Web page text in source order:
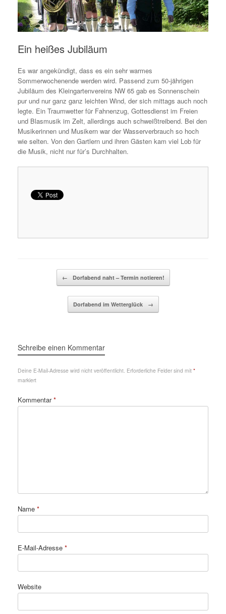
Ein heißes Jubiläum
Es war angekündigt, dass es ein sehr warmes
Sommerwochenende werden wird. Passend zum 50-jährigen
Jubiläum des Kleingartenvereins NW 65 gab es Sonnenschein
pur und nur ganz ganz leichten Wind, der sich mittags auch noch
legte. Ein Traumwetter für Fahnenzug, Gottesdienst im Freien
und Blasmusik im Zelt, allerdings auch schweißtreibend. Bei den
Musikerinnen und Musikern war der Wasserverbrauch so hoch
wie selten. Von den Gartlern und ihren Gästen kam viel Lob für
die Musik, nicht nur für’s Durchhalten.
← Dorfabend naht – Termin notieren!
Dorfabend im Wetterglück →
Schreibe einen Kommentar
Deine E-Mail-Adresse wird nicht veröffentlicht. Erforderliche Felder sind mit *
markiert
Kommentar*
Name *
E-Mail-Adresse *
Website